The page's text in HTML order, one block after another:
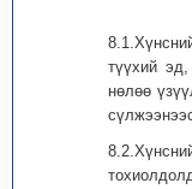
түүхий эд,
нөлөө